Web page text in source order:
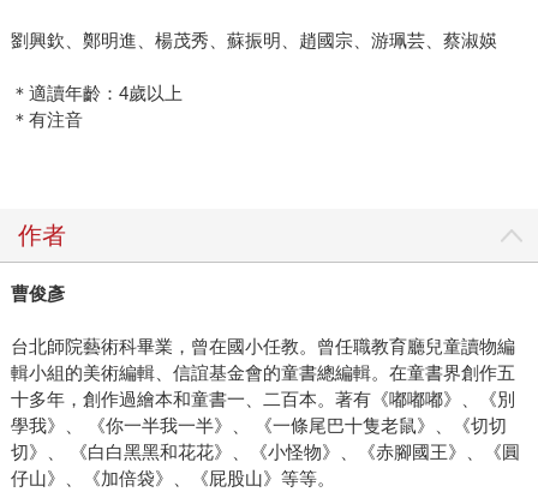
劉興欽、鄭明進、楊茂秀、蘇振明、趙國宗、游珮芸、蔡淑媖
＊適讀年齡：4歲以上
＊有注音
作者
曹俊彥
台北師院藝術科畢業，曾在國小任教。曾任職教育廳兒童讀物編
輯小組的美術編輯、信誼基金會的童書總編輯。在童書界創作五
十多年，創作過繪本和童書一、二百本。著有《嘟嘟嘟》、《別
學我》、 《你一半我一半》、 《一條尾巴十隻老鼠》、《切切
切》、 《白白黑黑和花花》、《小怪物》、《赤腳國王》、《圓
仔山》、《加倍袋》、《屁股山》等等。